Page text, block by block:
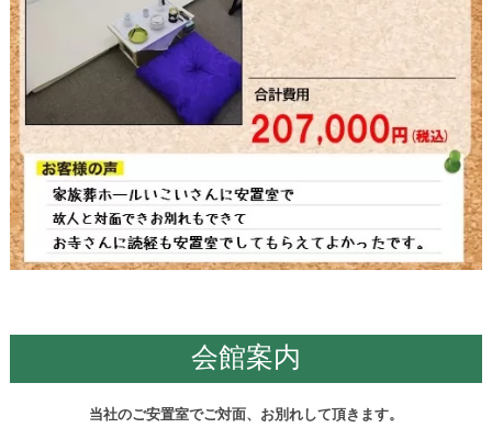
当社のご安置室でご対面、お別れして頂きます。
会館案内